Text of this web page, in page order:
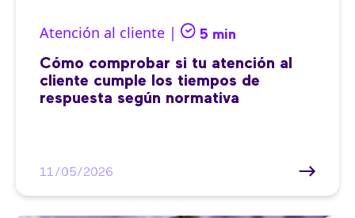
Atención al cliente | 5 min
Cómo comprobar si tu atención al
cliente cumple los tiempos de
respuesta según normativa
11/05/2026